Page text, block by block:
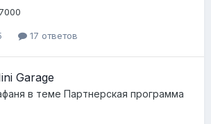
17 ответов
Garage
в теме Партнерская программа